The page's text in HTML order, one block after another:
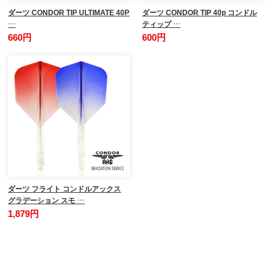
ダーツ CONDOR TIP ULTIMATE 40P
…
660円
ダーツ CONDOR TIP 40p コンドル
ティップ …
600円
ダーツ フライト コンドルアックス
グラデーション スモ …
1,879円